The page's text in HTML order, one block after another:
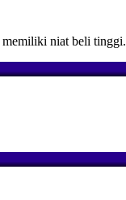
memiliki niat beli tinggi.